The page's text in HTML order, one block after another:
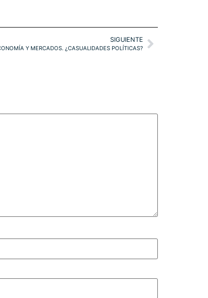
SIGUIENTE
Y MERCADOS. ¿CASUALIDADES POLÍTICAS?